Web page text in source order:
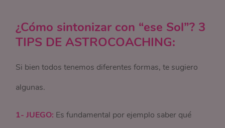
¿Cómo sintonizar con “ese Sol”? 3
TIPS DE ASTROCOACHING:
Si bien todos tenemos diferentes formas, te sugiero
algunas.
1- JUEGO: Es fundamental por ejemplo saber qué